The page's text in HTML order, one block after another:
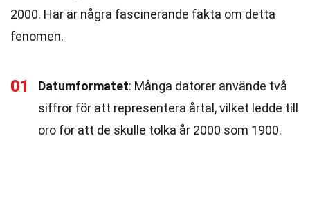
2000. Här är några fascinerande fakta om detta
fenomen.
01 Datumformatet: Många datorer använde två
siffror för att representera årtal, vilket ledde till
oro för att de skulle tolka år 2000 som 1900.